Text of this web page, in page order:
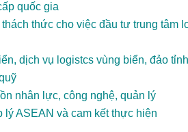
quốc gia
thức cho việc đầu tư trung tâm
dịch vụ logistcs vùng biển, đảo
nhân lực, công nghệ, quản lý
ASEAN và cam kết thực hiện